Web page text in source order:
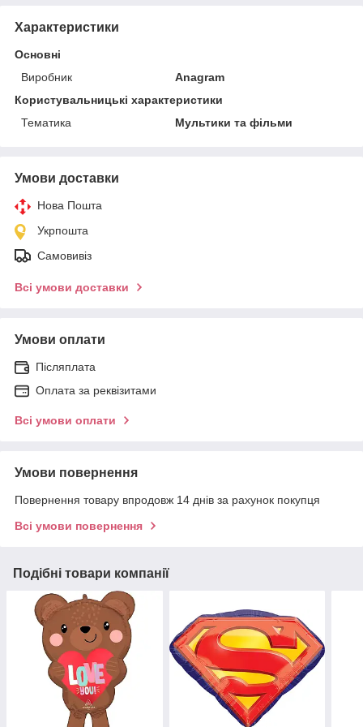
Характеристики
Основні
Виробник
Anagram
Користувальницькі характеристики
Тематика
Мультики та фільми
Умови доставки
Нова Пошта
Укрпошта
Самовивіз
Всі умови доставки
Умови оплати
Післяплата
Оплата за реквізитами
Всі умови оплати
Умови повернення
Повернення товару впродовж 14 днів за рахунок покупця
Всі умови повернення
Подібні товари компанії